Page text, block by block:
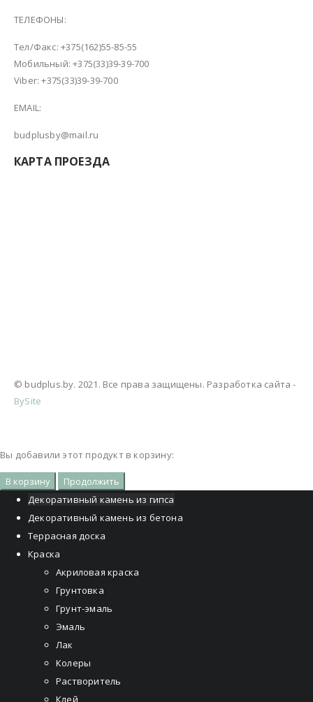
ТЕЛЕФОНЫ:
Тел/Факс: +375(162)55-85-55
Мобильный: +375(33)39-39-700
Viber: +375(33)39-39-700
EMAIL:
budplusby@mail.ru
КАРТА ПРОЕЗДА
© budplus.by. 2021. Все права защищены. Разработка сайта -
BySite
Вы добавили этот продукт в корзину:
В корзину
Продолжить
Декоративный камень из гипса
Декоративный камень из бетона
Террасная доска
Краска
Акриловая краска
Грунтовка
Грунт-эмаль
Эмаль
Лак
Колеры
Растворитель
Клей